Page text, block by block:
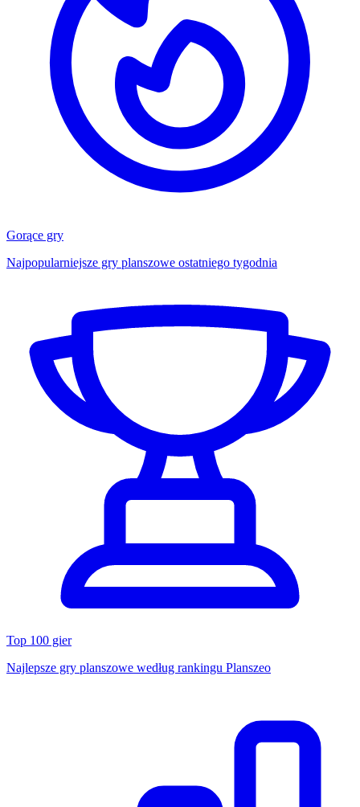
Gorące gry
Najpopularniejsze gry planszowe ostatniego tygodnia
Top 100 gier
Najlepsze gry planszowe według rankingu Planszeo